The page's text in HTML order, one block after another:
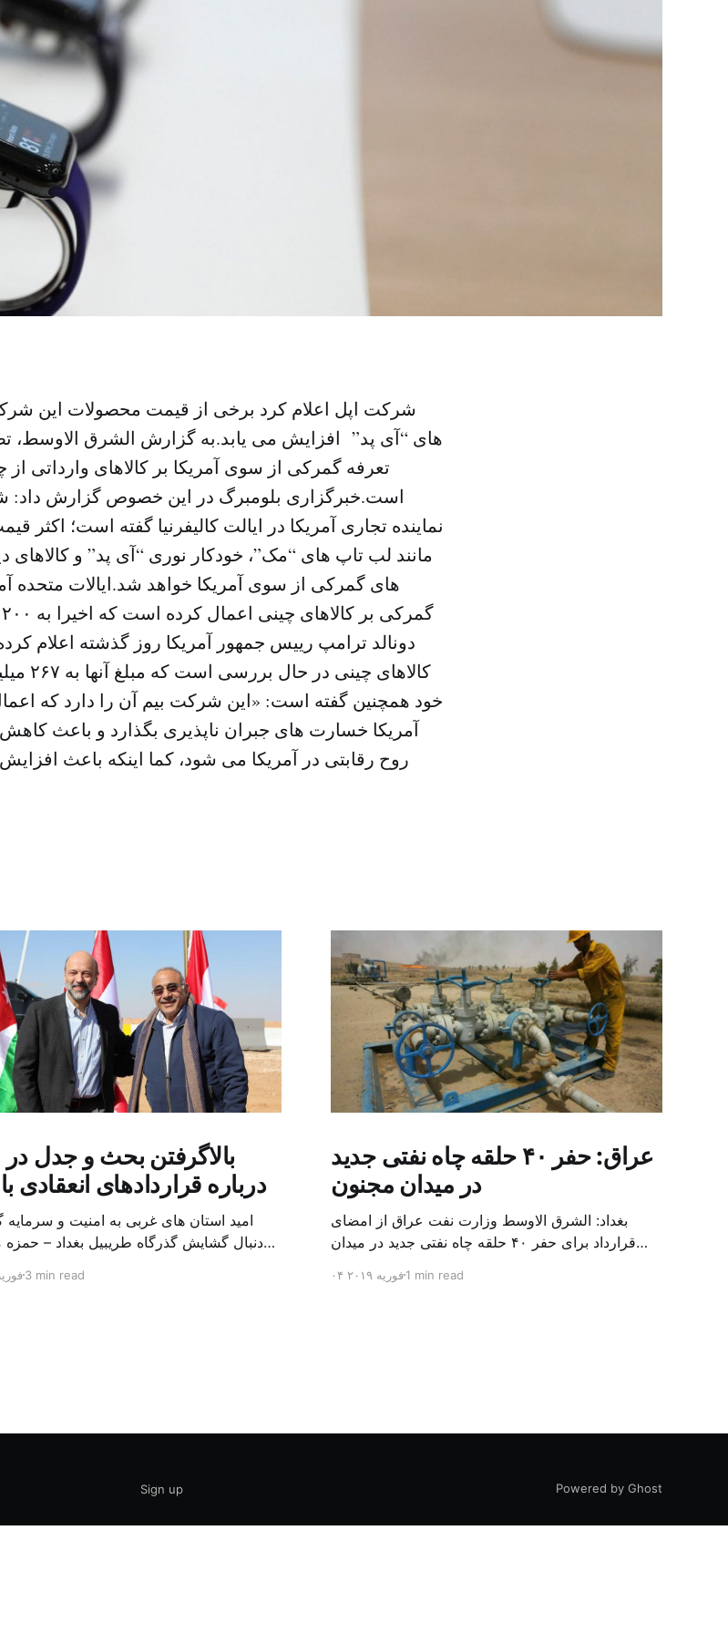
شرکت اپل اعلام کرد برخی از قیمت محصولات این
های “آی پد” افزایش می یابد.به گزارش الشرق الاوسط،
است.خبرگزاری بلومبرگ در این خصوص گزارش داد:
نماینده تجاری آمریکا در ایالت کالیفرنیا گفته است؛
مانند لب تاپ های “مک”، خودکار نوری “آی پد” و کالاهای
دونالد ترامپ رییس جمهور آمریکا روز گذشته اعلام
خود همچنین گفته است: «این شرکت بیم آن را دارد که
آمریکا خسارت های جبران ناپذیری بگذارد و باعث
روح رقابتی در آمریکا می شود، کما اینکه باعث
بالاگرفتن بحث و جدل
درباره قراردادهای انعقادی
امید استان های غربی به امنیت و سرمایه
دنبال گشایش گذرگاه طریبیل بغداد –
طریبیل توسط عادل عبد المهدی نخست
۰۴ فوریه3 min read
عراق: حفر ۴۰ حلقه چاه نفتی جدید
در میدان مجنون
بغداد: الشرق الاوسط وزارت نفت عراق از امضای
قرارداد برای حفر ۴۰ حلقه چاه نفتی جدید در میدان
محمد خضیر مدعامل شرکت حفاری عراق روز یکشنبه
۰۴ فوریه ۲۰۱۹1 min read
Sign up Powered by Ghost